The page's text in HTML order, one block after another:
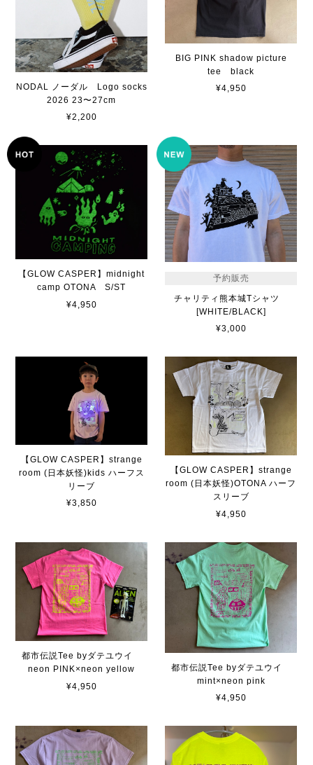
NODAL ノーダル Logo socks
2026 23〜27cm
¥2,200
BIG PINK shadow picture
tee black
¥4,950
【GLOW CASPER】midnight
camp OTONA S/ST
¥4,950
予約販売
チャリティ熊本城Tシャツ
[WHITE/BLACK]
¥3,000
【GLOW CASPER】strange
room (日本妖怪)kids ハーフス
リーブ
¥3,850
【GLOW CASPER】strange
room (日本妖怪)OTONA ハーフ
スリーブ
¥4,950
都市伝説Tee byダテユウイ
neon PINK×neon yellow
¥4,950
都市伝説Tee byダテユウイ
mint×neon pink
¥4,950